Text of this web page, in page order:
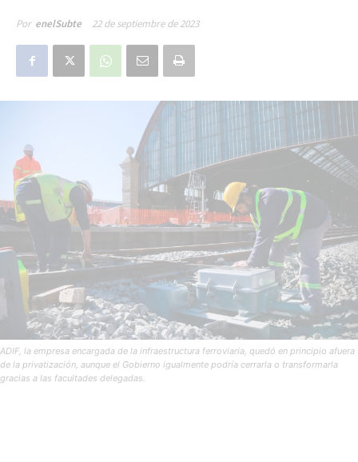
Por enelSubte 22 de septiembre de 2023
ADIF, la empresa encargada de la infraestructura ferroviaria, quedó en principio afuera
de la privatización, aunque el Gobierno igualmente podría cerrarla o transformarla
gracias a las facultades delegadas.